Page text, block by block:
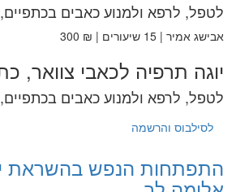
לטפל, לרפא ולמנוע כאבים בכתפיים,
אבישג אמיר | 15 שיעורים | ₪ 300
יוגה תרפיה לכאבי צוואר,
לטפל, לרפא ולמנוע כאבים בכתפיים,
לסילבוס והרשמה
התפתחות הנפש בהשראת